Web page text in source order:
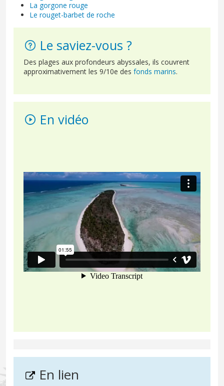
La gorgone rouge
Le rouget-barbet de roche
Le saviez-vous ?
Des plages aux profondeurs abyssales, ils couvrent
approximativement les 9/10e des fonds marins.
En vidéo
En lien